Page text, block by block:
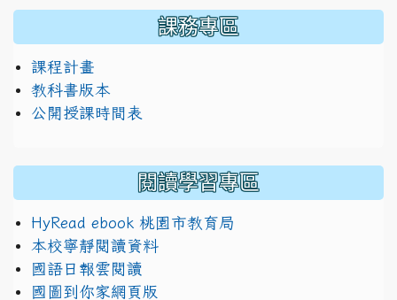
課務專區
課程計畫
教科書版本
公開授課時間表
閱讀學習專區
HyRead ebook 桃園市教育局
本校寧靜閱讀資料
國語日報雲閱讀
國圖到你家網頁版